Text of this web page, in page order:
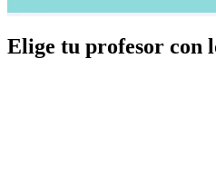
Elige tu profesor con